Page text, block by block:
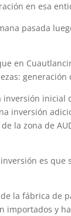
en esa
pasada
en
inicial
inversión
de la zona de
es
la fábrica de
importados y